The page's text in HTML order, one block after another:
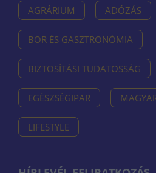
AGRÁRIUM ADÓZÁS
BOR ÉS GASZTRONÓMIA
BIZTOSÍTÁSI TUDATOSSÁG
EGÉSZSÉGIPAR
LIFESTYLE